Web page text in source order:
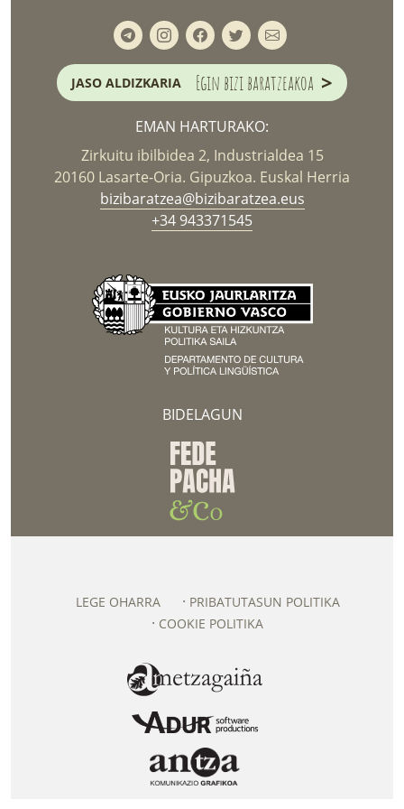
JASO ALDIZKARIA Egin bizi baratzeakoa >
EMAN HARTURAKO:
Zirkuitu ibilbidea 2, Industrialdea 15
20160 Lasarte-Oria. Gipuzkoa. Euskal Herria
bizibaratzea@bizibaratzea.eus
+34 943371545
BIDELAGUN
LEGE OHARRA
PRIBATUTASUN POLITIKA
COOKIE POLITIKA